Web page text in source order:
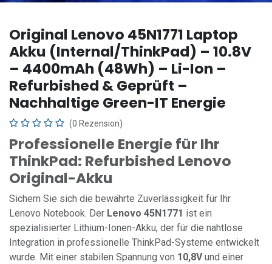
Original Lenovo 45N1771 Laptop
Akku (Internal/ThinkPad) – 10.8V
– 4400mAh (48Wh) – Li-Ion –
Refurbished & Geprüft –
Nachhaltige Green-IT Energie
(0 Rezension)
Professionelle Energie für Ihr
ThinkPad: Refurbished Lenovo
Original-Akku
Sichern Sie sich die bewährte Zuverlässigkeit für Ihr
Lenovo Notebook. Der Lenovo 45N1771 ist ein
spezialisierter Lithium-Ionen-Akku, der für die nahtlose
Integration in professionelle ThinkPad-Systeme entwickelt
wurde. Mit einer stabilen Spannung von 10,8Vund einer